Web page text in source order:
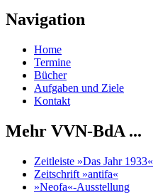
Navigation
Home
Termine
Bücher
Aufgaben und Ziele
Kontakt
Mehr VVN-BdA ...
Zeitleiste »Das Jahr 1933«
Zeitschrift »antifa«
»Neofa«-Ausstellung